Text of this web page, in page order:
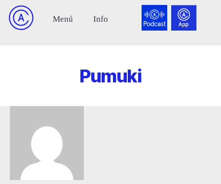
Pumuki